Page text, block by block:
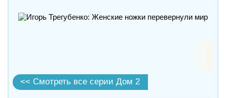
<< Смотреть все серии Дом 2